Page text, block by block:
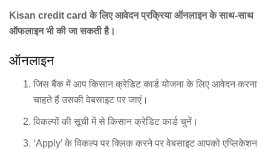
Kisan credit card के लिए आवेदन प्रक्रिया ऑनलाइन के साथ-साथ
ऑफलाइन भी की जा सकती है।
ऑनलाइन
जिस बैंक में आप किसान क्रेडिट कार्ड योजना के लिए आवेदन करना
चाहते हैं उसकी वेबसाइट पर जाएं।
विकल्पों की सूची में से किसान क्रेडिट कार्ड चुनें।
‘Apply’ के विकल्प पर क्लिक करने पर वेबसाइट आपको एप्लिकेशन